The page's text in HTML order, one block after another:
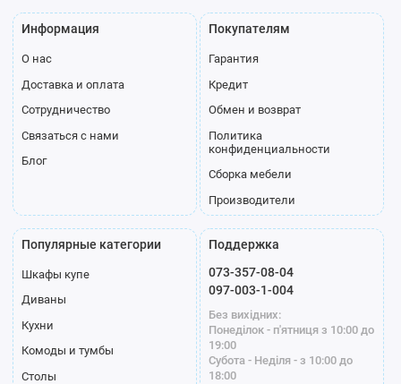
Информация
О нас
Доставка и оплата
Сотрудничество
Связаться с нами
Блог
Покупателям
Гарантия
Кредит
Обмен и возврат
Политика
конфиденциальности
Сборка мебели
Производители
Популярные категории
Шкафы купе
Диваны
Кухни
Комоды и тумбы
Столы
Поддержка
073-357-08-04
097-003-1-004
Без вихідних:
Понеділок - п'ятниця з 10:00 до
19:00
Субота - Неділя - з 10:00 до
18:00